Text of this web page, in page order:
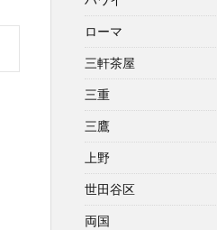
ローマ
三軒茶屋
三重
三鷹
上野
世田谷区
両国